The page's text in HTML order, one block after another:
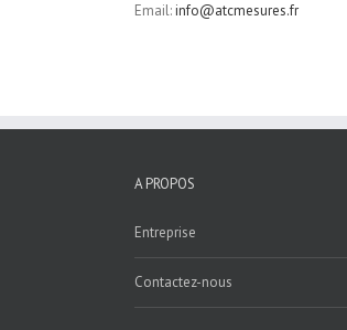
Email:info@atcmesures.fr
A PROPOS
Entreprise
Contactez-nous